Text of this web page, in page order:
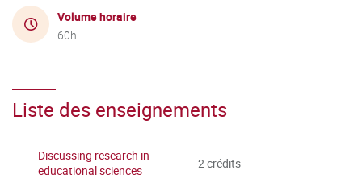
Volume horaire
60h
Liste des enseignements
Discussing research in
educational sciences
2 crédits